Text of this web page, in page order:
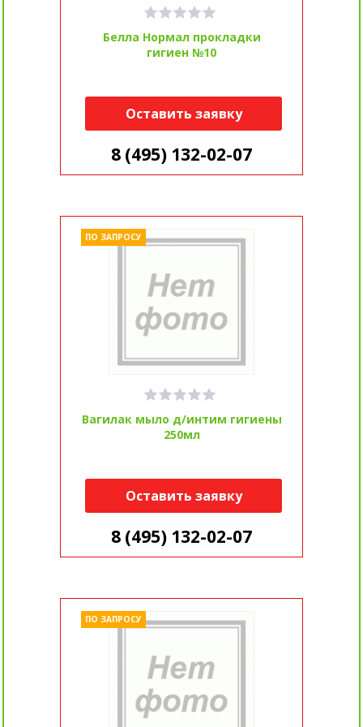
Белла Нормал прокладки
гигиен №10
Оставить заявку
8 (495) 132-02-07
Вагилак мыло д/интим гигиены
250мл
ПО ЗАПРОСУ
Оставить заявку
8 (495) 132-02-07
ПО ЗАПРОСУ